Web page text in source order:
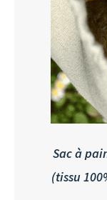
Sac à
(tissu